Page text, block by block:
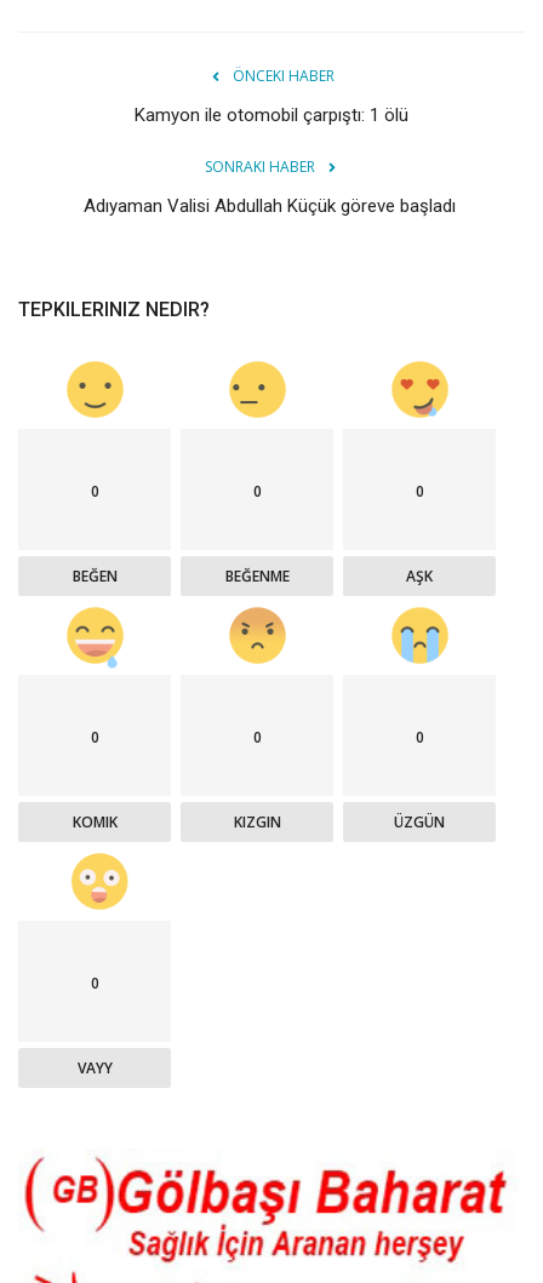
ÖNCEKI HABER
Kamyon ile otomobil çarpıştı: 1 ölü
SONRAKI HABER
Adıyaman Valisi Abdullah Küçük göreve başladı ‎
TEPKILERINIZ NEDIR?
0
BEĞEN
0
BEĞENME
0
AŞK
0
KOMIK
0
KIZGIN
0
ÜZGÜN
0
VAYY